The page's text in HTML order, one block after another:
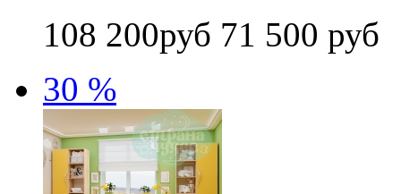
108 200руб 71 500 руб
30 %